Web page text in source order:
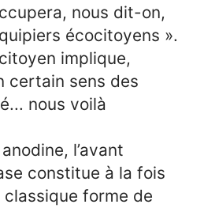
nous dit-on,
écocitoyens ».
implique,
certain sens des
nous voilà
l’avant
constitue à la fois
forme de